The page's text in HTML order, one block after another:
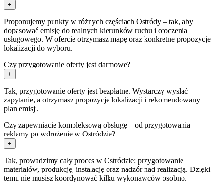
+
Proponujemy punkty w różnych częściach Ostródy – tak, aby
dopasować emisję do realnych kierunków ruchu i otoczenia
usługowego. W ofercie otrzymasz mapę oraz konkretne propozycje
lokalizacji do wyboru.
Czy przygotowanie oferty jest darmowe?
+
Tak, przygotowanie oferty jest bezpłatne. Wystarczy wysłać
zapytanie, a otrzymasz propozycje lokalizacji i rekomendowany
plan emisji.
Czy zapewniacie kompleksową obsługę – od przygotowania
reklamy po wdrożenie w Ostródzie?
+
Tak, prowadzimy cały proces w Ostródzie: przygotowanie
materiałów, produkcję, instalację oraz nadzór nad realizacją. Dzięki
temu nie musisz koordynować kilku wykonawców osobno.